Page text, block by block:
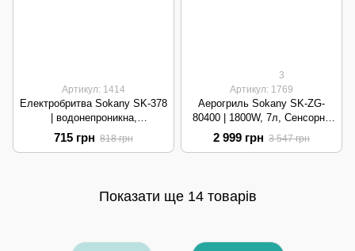
Артикул: 1414
Електробритва Sokany SK-378
| водонепроникна,
акумуляторна | Gold
715 грн 818 грн
3
Артикул: 1769
Аерогриль Sokany SK-ZG-
80400 | 1800W, 7л, Сенсорне
управління | Grey
2 999 грн 3 547 грн
Показати ще 14 товарів